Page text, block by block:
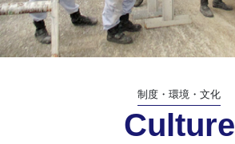
制度・環境・文化
Culture